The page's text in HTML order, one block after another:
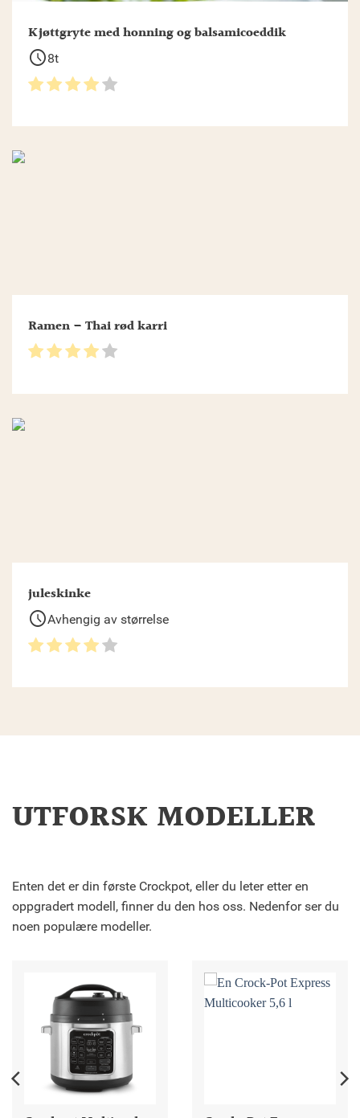
Kjøttgryte med honning og balsamicoeddik
schedule8t
Ramen – Thai rød karri
juleskinke
scheduleAvhengig av størrelse
UTFORSK MODELLER
Enten det er din første Crockpot, eller du leter etter en
oppgradert modell, finner du den hos oss. Nedenfor ser du
noen populære modeller.